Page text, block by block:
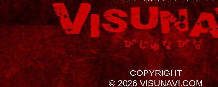
COPYRIGHT
© 2026 VISUNAVI.COM